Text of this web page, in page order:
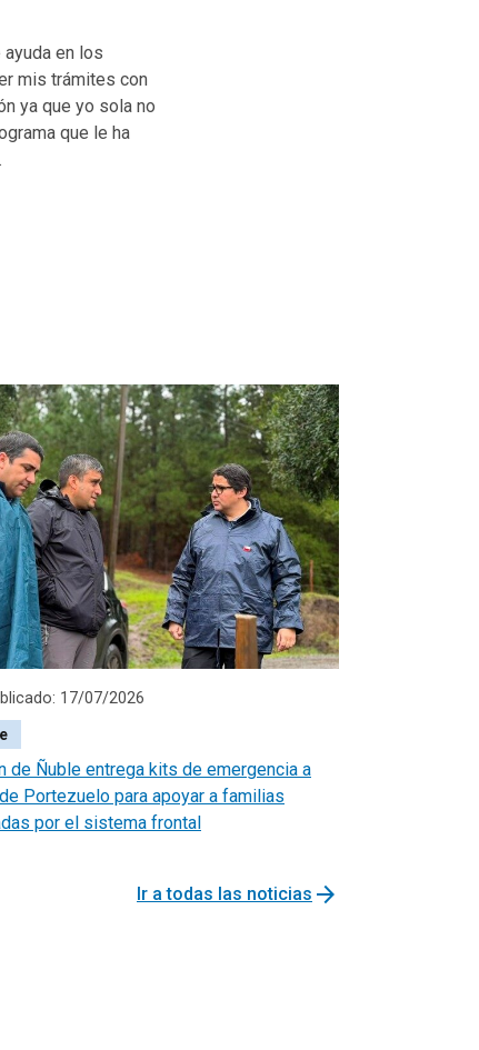
en los
mis trámites con
ya que yo sola no
que le ha
17/07/2026
de Ñuble entrega kits de emergencia a
Portezuelo para apoyar a familias
por el sistema frontal
Ir a todas las noticias arrow_forward